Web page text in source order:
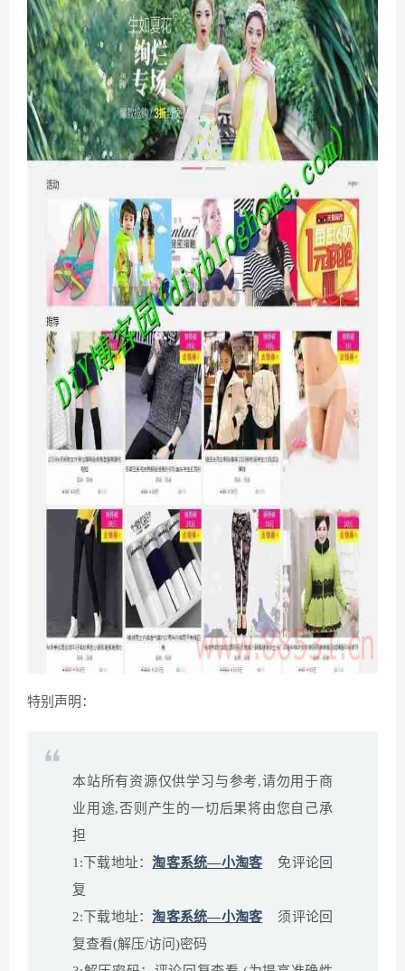
特别声明：
本站所有资源仅供学习与参考,请勿用于商
业用途,否则产生的一切后果将由您自己承
担
1: 下载地址：淘客系统—小淘客 免评论回
复
2: 下载地址：淘客系统—小淘客 须评论回
复查看(解压/访问)密码